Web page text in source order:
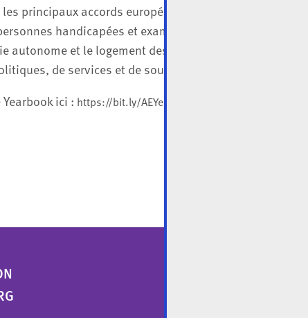
principaux accords européens et internationaux qui
handicapées et examine la manière dont chaque
autonome et le logement des personnes atteintes de
de services et de soutiens.
ici : https://bit.ly/AEYearbook2024